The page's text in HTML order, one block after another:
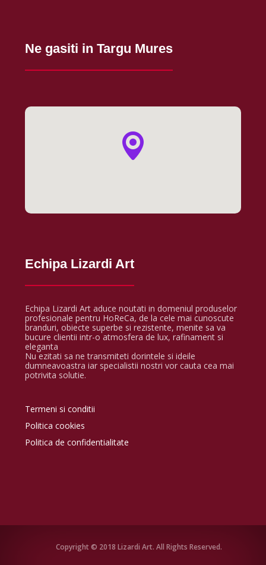
Ne gasiti in Targu Mures
Echipa Lizardi Art
Echipa Lizardi Art aduce noutati in domeniul produselor
profesionale pentru HoReCa, de la cele mai cunoscute
branduri, obiecte superbe si rezistente, menite sa va
bucure clientii intr-o atmosfera de lux, rafinament si
eleganta
Nu ezitati sa ne transmiteti dorintele si ideile
dumneavoastra iar specialistii nostri vor cauta cea mai
potrivita solutie.
Termeni si conditii
Politica cookies
Politica de confidentialitate
Copyright © 2018 Lizardi Art. All Rights Reserved.